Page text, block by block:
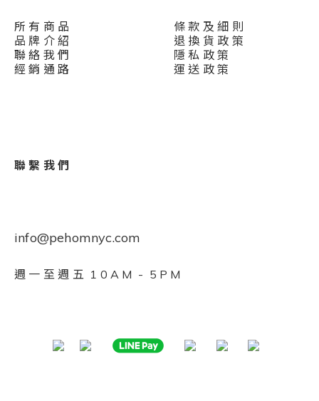
所 有 商 品
品 牌 介 紹
聯 絡 我 們
經 銷 通 路
條 款 及 細 則
退 換 貨 政 策
隱 私 政 策
運 送 政 策
聯 繫 我 們
info@pehomnyc.com
週 一 至 週 五 1 0 A M - 5 P M